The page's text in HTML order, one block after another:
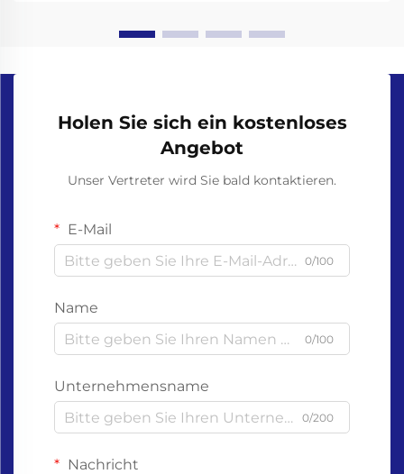
Holen Sie sich ein kostenloses
Angebot
Unser Vertreter wird Sie bald kontaktieren.
E-Mail
0/100
Name
0/100
Unternehmensname
0/200
Nachricht